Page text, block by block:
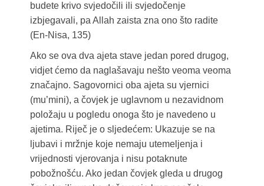
budete krivo svjedočili ili svjedočenje
izbjegavali, pa Allah zaista zna ono što radite
(En-Nisa, 135)
Ako se ova dva ajeta stave jedan pored drugog,
vidjet ćemo da naglašavaju nešto veoma veoma
značajno. Sagovornici oba ajeta su vjernici
(mu’mini), a čovjek je uglavnom u nezavidnom
položaju u pogledu onoga što je navedeno u
ajetima. Riječ je o sljedećem: Ukazuje se na
ljubavi i mržnje koje nemaju utemeljenja i
vrijednosti vjerovanja i nisu potaknute
pobožnošću. Ako jedan čovjek gleda u drugog